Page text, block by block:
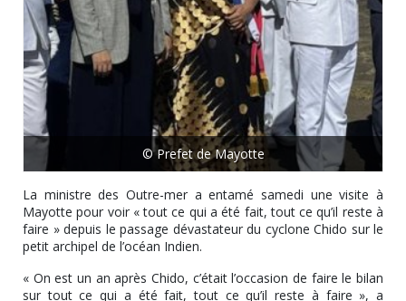
© Prefet de Mayotte
La ministre des Outre-mer a entamé samedi une visite à
Mayotte pour voir « tout ce qui a été fait, tout ce qu’il reste à
faire » depuis le passage dévastateur du cyclone Chido sur le
petit archipel de l’océan Indien.
« On est un an après Chido, c’était l’occasion de faire le bilan
sur tout ce qui a été fait, tout ce qu’il reste à faire », a